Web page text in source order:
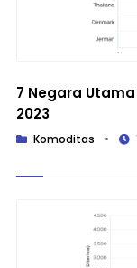
7 Negara
2023
Komoditas •